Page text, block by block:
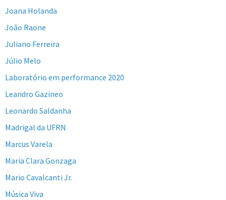
Joana Holanda
João Raone
Juliano Ferreira
Júlio Melo
Laboratório em performance 2020
Leandro Gazineo
Leonardo Saldanha
Madrigal da UFRN
Marcus Varela
Maria Clara Gonzaga
Mario Cavalcanti Jr.
Música Viva